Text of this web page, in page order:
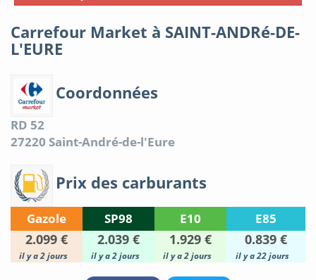
Carrefour Market à SAINT-ANDRé-DE-
L'EURE
Coordonnées
RD 52
27220 Saint-André-de-l'Eure
Prix des carburants
Gazole SP98 E10 E85
2.099 € 2.039 € 1.929 € 0.839 €
il y a 2 jours il y a 2 jours il y a 2 jours il y a 22 jours